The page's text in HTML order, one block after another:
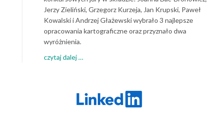
Jerzy Zieliński, Grzegorz Kurzeja, Jan Krupski, Paweł
Kowalski i Andrzej Głażewski wybrało 3 najlepsze
opracowania kartograficzne oraz przyznało dwa
wyróżnienia.
czytaj dalej
Mapa
…